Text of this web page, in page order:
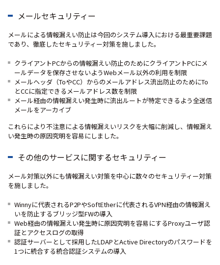
メールセキュリティー
メールによる情報漏えい防止は今回のシステム導入における最重要課題
であり、徹底したセキュリティー対策を施しました。
クライアントPCからの情報漏えい防止のためにクライアントPCにメ
ールデータを保存させないようWebメール以外の利用を制限
メールヘッダ（ToやCC）からのメールアドレス流出防止のためにTo
とCCに指定できるメールアドレス数を制限
メール経由の情報漏えい発生時に流出ルートが特定できるよう全送信
メールをアーカイブ
これらにより不注意による情報漏えいリスクを大幅に削減し、情報漏え
い発生時の原因究明を容易にしました。
その他のサービスに関するセキュリティー
メール対策以外にも情報漏えい対策を中心に数々のセキュリティー対策
を施しました。
Winnyに代表されるP2PやSoftEtherに代表されるVPN経由の情報漏え
いを防止するブリッジ型FWの導入
Web経由の情報漏えい発生時に原因究明を容易にするProxyユーザ認
証とアクセスログの取得
認証サーバーとして採用したLDAPとActive Directoryのパスワードを
1つに統合する統合認証システムの導入